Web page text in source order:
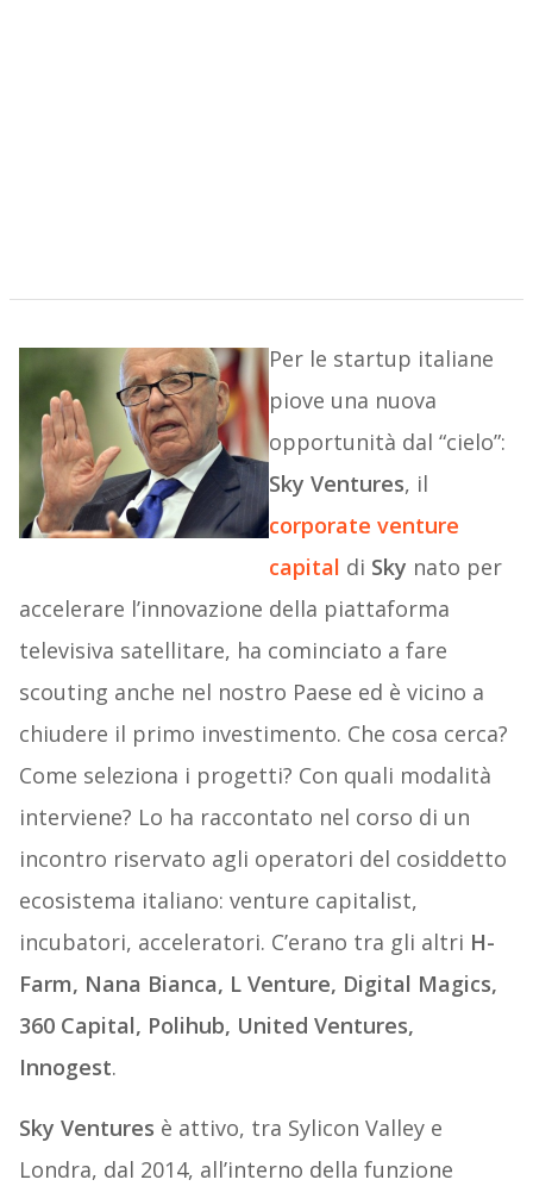
Per le startup italiane
piove una nuova
opportunità dal “cielo”:
Sky Ventures, il
corporate venture
capital di Sky nato per
accelerare l’innovazione della piattaforma
televisiva satellitare, ha cominciato a fare
scouting anche nel nostro Paese ed è vicino a
chiudere il primo investimento. Che cosa cerca?
Come seleziona i progetti? Con quali modalità
interviene? Lo ha raccontato nel corso di un
incontro riservato agli operatori del cosiddetto
ecosistema italiano: venture capitalist,
incubatori, acceleratori. C’erano tra gli altri H-
Farm, Nana Bianca, L Venture, Digital Magics,
360 Capital, Polihub, United Ventures,
Innogest.
Sky Ventures è attivo, tra Sylicon Valley e
Londra, dal 2014, all’interno della funzione